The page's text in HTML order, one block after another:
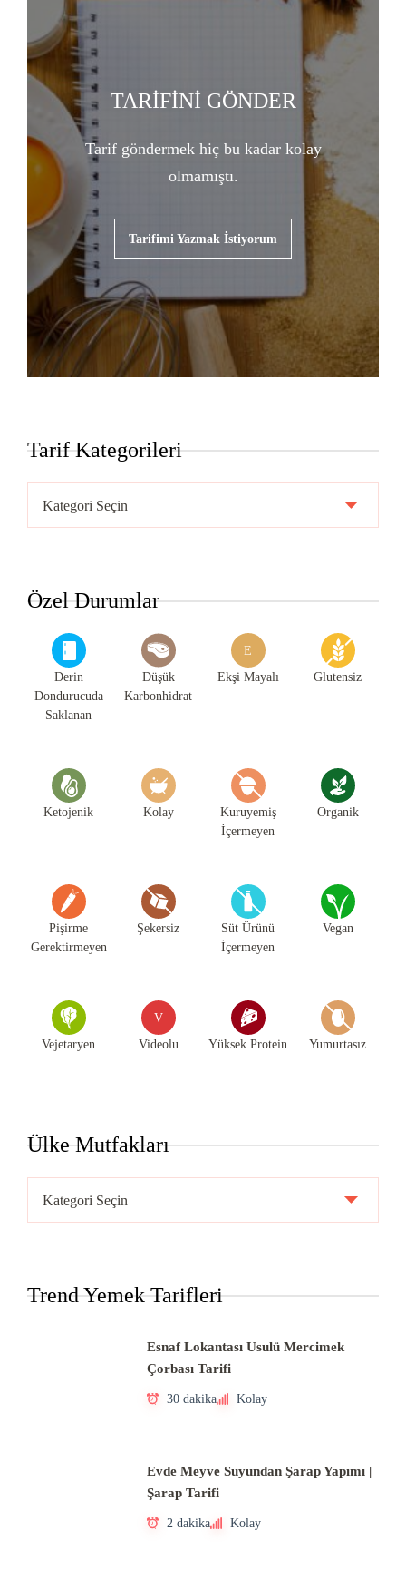
TARİFİNİ GÖNDER
Tarif göndermek hiç bu kadar kolay
olmamıştı.
Tarifimi Yazmak İstiyorum
Tarif Kategorileri
Kategorileri
Özel Durumlar
Derin
Dondurucuda
Saklanan
Düşük
Karbonhidrat
E
Ekşi Mayalı Glutensiz
Ketojenik Kolay
Kuruyemiş
İçermeyen
Organik
Pişirme
Gerektirmeyen
Şekersiz
Süt Ürünü
İçermeyen
Vegan
Vejetaryen
V
Videolu Yüksek Protein Yumurtasız
Ülke Mutfakları
Mutfakları
Trend Yemek Tarifleri
Esnaf Lokantası Usulü Mercimek
Çorbası Tarifi
30 dakika Kolay
Evde Meyve Suyundan Şarap Yapımı |
Şarap Tarifi
2 dakika Kolay